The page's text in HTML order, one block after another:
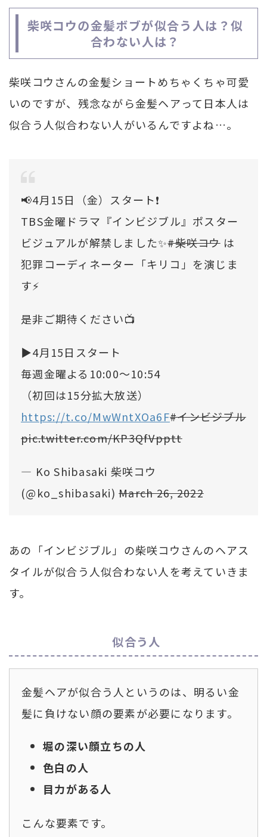
柴咲コウの金髪ボブが似合う人は？似
合わない人は？
柴咲コウさんの金髪ショートめちゃくちゃ可愛
いのですが、残念ながら金髪ヘアって日本人は
似合う人似合わない人がいるんですよね…。
📢4月15日（金）スタート❗️
TBS金曜ドラマ『インビジブル』ポスター
ビジュアルが解禁しました✨#柴咲コウは
犯罪コーディネーター「キリコ」を演じま
す⚡️
是非ご期待ください📺
▶️4月15日スタート
毎週金曜よる10:00～10:54
（初回は15分拡大放送）
https://t.co/MwWntXOa6F#インビジブル
pic.twitter.com/KP3QfVpptt
— Ko Shibasaki 柴咲コウ
(@ko_shibasaki)March 26, 2022
あの「インビジブル」の柴咲コウさんのヘアス
タイルが似合う人似合わない人を考えていきま
す。
似合う人
金髪ヘアが似合う人というのは、明るい金
髪に負けない顔の要素が必要になります。
堀の深い顔立ちの人
色白の人
目力がある人
こんな要素です。